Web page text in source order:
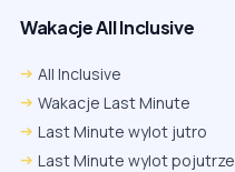
Wakacje All Inclusive
All Inclusive
Wakacje Last Minute
Last Minute wylot jutro
Last Minute wylot pojutrze